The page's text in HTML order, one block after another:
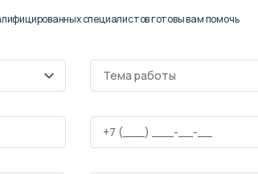
специалистов готовы вам помочь